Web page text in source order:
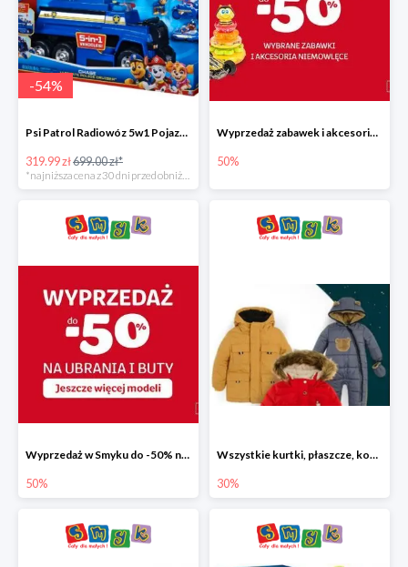
-54%
Psi Patrol Radiowóz 5w1 Pojazd ratunkowy z figurką Chase'a
319.99 zł699.00 zł*
Wyprzedaż zabawek i akcesoriów niemowlęcych w Smyku do -50%
50%
Wyprzedaż w Smyku do -50% na ubrania i buty
50%
Wszystkie kurtki, płaszcze, kombinezony i spodnie narciarskie -30%
30%